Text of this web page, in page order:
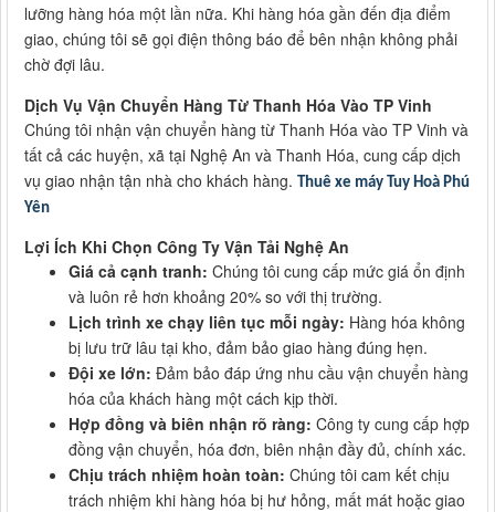
lưỡng hàng hóa một lần nữa. Khi hàng hóa gần đến địa điểm
giao, chúng tôi sẽ gọi điện thông báo để bên nhận không phải
chờ đợi lâu.
Dịch Vụ Vận Chuyển Hàng Từ Thanh Hóa Vào TP Vinh
Chúng tôi nhận vận chuyển hàng từ Thanh Hóa vào TP Vinh và
tất cả các huyện, xã tại Nghệ An và Thanh Hóa, cung cấp dịch
vụ giao nhận tận nhà cho khách hàng. Thuê xe máy Tuy Hoà Phú
Yên
Lợi Ích Khi Chọn Công Ty Vận Tải Nghệ An
Giá cả cạnh tranh: Chúng tôi cung cấp mức giá ổn định
và luôn rẻ hơn khoảng 20% so với thị trường.
Lịch trình xe chạy liên tục mỗi ngày: Hàng hóa không
bị lưu trữ lâu tại kho, đảm bảo giao hàng đúng hẹn.
Đội xe lớn: Đảm bảo đáp ứng nhu cầu vận chuyển hàng
hóa của khách hàng một cách kịp thời.
Hợp đồng và biên nhận rõ ràng: Công ty cung cấp hợp
đồng vận chuyển, hóa đơn, biên nhận đầy đủ, chính xác.
Chịu trách nhiệm hoàn toàn: Chúng tôi cam kết chịu
trách nhiệm khi hàng hóa bị hư hỏng, mất mát hoặc giao